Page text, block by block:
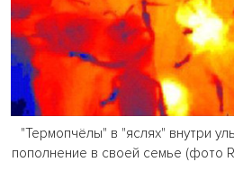
"Термопчёлы" в "яслях" внутри
пополнение в своей семье (фото